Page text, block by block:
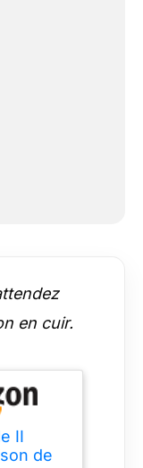
en cuir.
II
de